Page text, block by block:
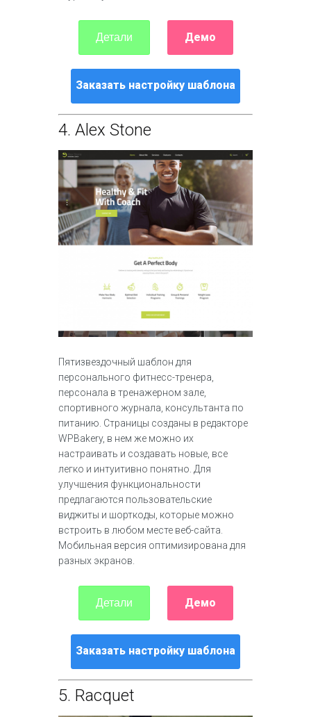
Детали Демо
Заказать настройку шаблона
4. Alex Stone
Пятизвездочный шаблон для
персонального фитнесс-тренера,
персонала в тренажерном зале,
спортивного журнала, консультанта по
питанию. Страницы созданы в редакторе
WPBakery, в нем же можно их
настраивать и создавать новые, все
легко и интуитивно понятно. Для
улучшения функциональности
предлагаются пользовательские
виджиты и шорткоды, которые можно
встроить в любом месте веб-сайта.
Мобильная версия оптимизирована для
разных экранов.
Детали Демо
Заказать настройку шаблона
5. Racquet